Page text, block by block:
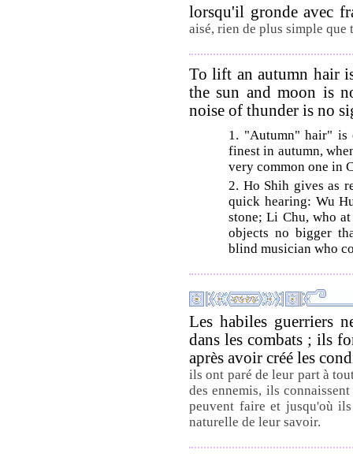
lorsqu'il gronde avec
aisé, rien de plus simple que
To lift an autumn hair
the sun and moon is
noise of thunder is no
1. "Autumn" hair" is
finest in autumn,
very common one in
2. Ho Shih gives as
quick hearing: Wu
stone; Li Chu, who
objects no bigger
blind musician who
Les habiles guerriers
dans les combats ; ils
après avoir créé les
ils ont paré de leur part à
des ennemis, ils
peuvent faire et jusqu'où
naturelle de leur savoir.